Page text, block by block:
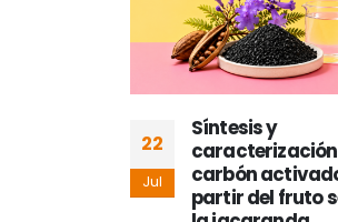
22
Jul
Síntesis y
carbón
partir del fruto